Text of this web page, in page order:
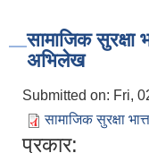
सामाजिक सुरक्षा
अभिलेख
Submitted on: Fri,
सामाजिक सुरक्षा
प्रकार: